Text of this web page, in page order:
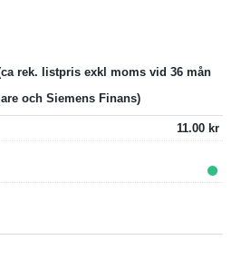
11.00